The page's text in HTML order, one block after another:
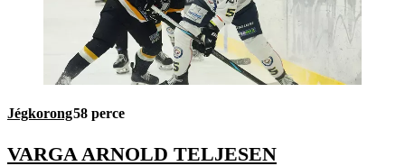
Jégkorong58 perce
VARGA ARNOLD TELJESEN